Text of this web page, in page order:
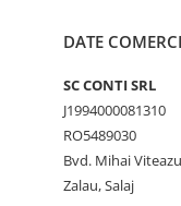
DATE
SC CONTI SRL
J1994000081310
RO5489030
Bvd. Mihai
Zalau, Salaj